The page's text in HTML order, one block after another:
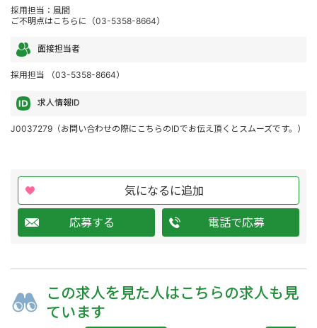
採用担当：風間
ご不明点はこちらに（03-5358-8664）
面接担当者
採用担当 （03-5358-8664）
求人情報ID
J0037279（お問い合わせの際にこちらのIDでお伝え頂くとスムーズです。）
気になるに追加
応募する 電話で応募
この求人を 見た人はこちらの求人も 見
ています